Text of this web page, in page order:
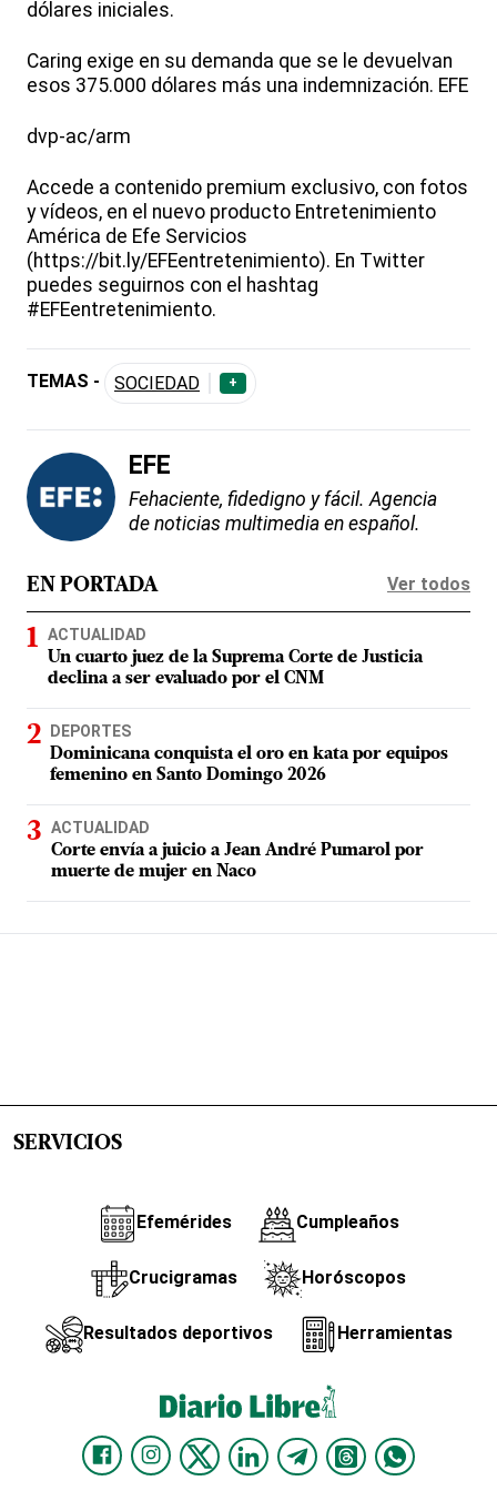
dólares iniciales.
Caring exige en su demanda que se le devuelvan
esos 375.000 dólares más una indemnización. EFE
dvp-ac/arm
Accede a contenido premium exclusivo, con fotos
y vídeos, en el nuevo producto Entretenimiento
América de Efe Servicios
(https://bit.ly/EFEentretenimiento). En Twitter
puedes seguirnos con el hashtag
#EFEentretenimiento.
TEMAS - SOCIEDAD +
EFE
Fehaciente, fidedigno y fácil. Agencia
de noticias multimedia en español.
EN PORTADA Ver todos
ACTUALIDAD
Un cuarto juez de la Suprema Corte de Justicia
declina a ser evaluado por el CNM
DEPORTES
Dominicana conquista el oro en kata por equipos
femenino en Santo Domingo 2026
ACTUALIDAD
Corte envía a juicio a Jean André Pumarol por
muerte de mujer en Naco
SERVICIOS
Efemérides Cumpleaños
Crucigramas Horóscopos
Resultados deportivos Herramientas